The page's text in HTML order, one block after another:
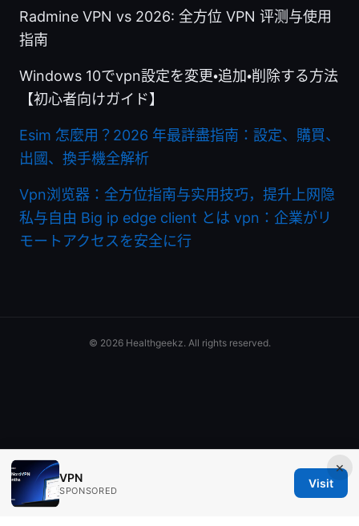
Radmine VPN vs 2026: 全方位 VPN 评测与使用
指南
Windows 10でvpn設定を変更・追加・削除する方法
【初心者向けガイド】
Esim 怎麼用？2026 年最詳盡指南：設定、購買、
出國、換手機全解析
Vpn浏览器：全方位指南与实用技巧，提升上网隐
私与自由 Big ip edge client とは vpn：企業がリ
モートアクセスを安全に行
×
VPN
SPONSORED
Visit
© 2026 Healthgeekz. All rights reserved.